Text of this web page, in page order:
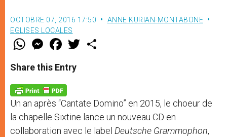
OCTOBRE 07, 2016 17:50
ANNE KURIAN-MONTABONE
EGLISES LOCALES
W
t
s
p
p
M
e
s
e
g
e
r
F
a
e
b
o
k
w
Share this Entry
Un an après “Cantate Domino” en 2015, le choeur de
la chapelle Sixtine lance un nouveau CD en
collaboration avec le label Deutsche Grammophon,